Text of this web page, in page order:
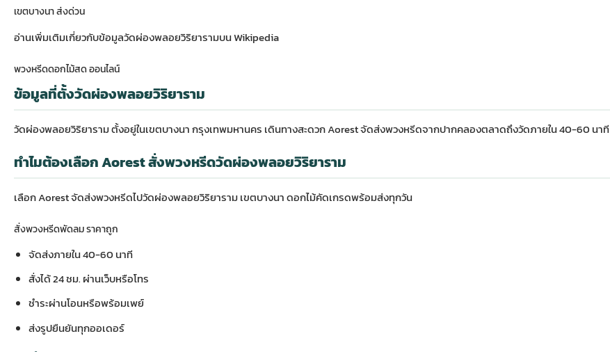
เขตบางนา ส่งด่วน
อ่านเพิ่มเติมเกี่ยวกับข้อมูลวัดผ่องพลอยวิริยารามบน Wikipedia
พวงหรีดดอกไม้สด ออนไลน์
ข้อมูลที่ตั้งวัดผ่องพลอยวิริยาราม
วัดผ่องพลอยวิริยาราม ตั้งอยู่ในเขตบางนา กรุงเทพมหานคร เดินทางสะดวก Aorest จัดส่งพวงหรีดจากปากคลองตลาดถึงวัดภายใน 40-60 นาที
ทำไมต้องเลือก Aorest สั่งพวงหรีดวัดผ่องพลอยวิริยาราม
เลือก Aorest จัดส่งพวงหรีดไปวัดผ่องพลอยวิริยาราม เขตบางนา ดอกไม้คัดเกรดพร้อมส่งทุกวัน
สั่งพวงหรีดพัดลม ราคาถูก
จัดส่งภายใน 40-60 นาที
สั่งได้ 24 ชม. ผ่านเว็บหรือโทร
ชำระผ่านโอนหรือพร้อมเพย์
ส่งรูปยืนยันทุกออเดอร์